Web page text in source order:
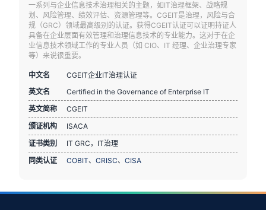
一系列与企业信息技术治理相关的主题，如IT治理框架、战略规
划、风险管理、绩效评估、资源管理等。CGEIT是治理，风险与合
规（GRC）领域最高级别的认证。获得CGEIT认证可以证明持证人
具备在企业层面有效管理和治理信息技术的专业能力。这对于在企
业信息技术领域工作的专业人员（如 CIO、IT 经理、企业治理专家
等）来说很重要。
中文名
CGEIT企业IT治理认证
英文名
Certified in the Governance of Enterprise IT
英文简称
CGEIT
颁证机构
ISACA
证书类别
IT GRC，IT治理
同类认证
COBIT、CRISC、CISA